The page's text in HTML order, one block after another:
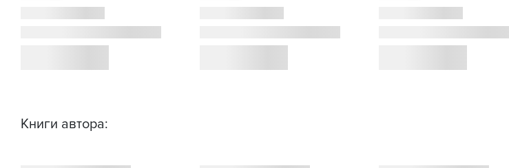
Книги автора: